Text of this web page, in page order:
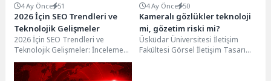
4 Ay Önce 51
2026 İçin SEO Trendleri ve
Teknolojik Gelişmeler
2026 İçin SEO Trendleri ve
Teknolojik Gelişmeler: İnceleme
ve Analiz 2026 yılında SEO
dünyasında beklenen...
4 Ay Önce 50
Kameralı gözlükler teknoloji
mi, gözetim riski mi?
Üsküdar Üniversitesi İletişim
Fakültesi Görsel İletişim Tasarımı